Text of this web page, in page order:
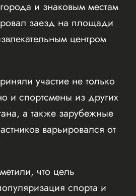
и знаковым местам
заезд на площади
центром
участие не только
и спортсмены из других
а также зарубежные
варьировался от
что цель
спорта и